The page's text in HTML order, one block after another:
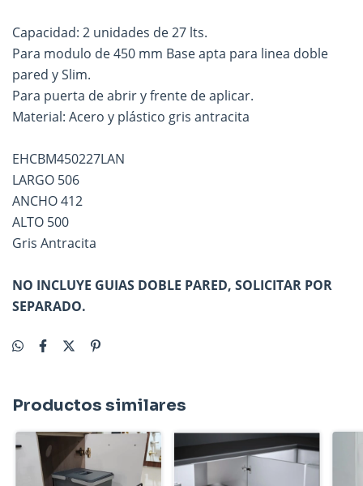
Capacidad: 2 unidades de 27 lts.
Para modulo de 450 mm Base apta para linea doble
pared y Slim.
Para puerta de abrir y frente de aplicar.
Material: Acero y plástico gris antracita
EHCBM450227LAN
LARGO 506
ANCHO 412
ALTO 500
Gris Antracita
NO INCLUYE GUIAS DOBLE PARED, SOLICITAR POR
SEPARADO.
Productos similares